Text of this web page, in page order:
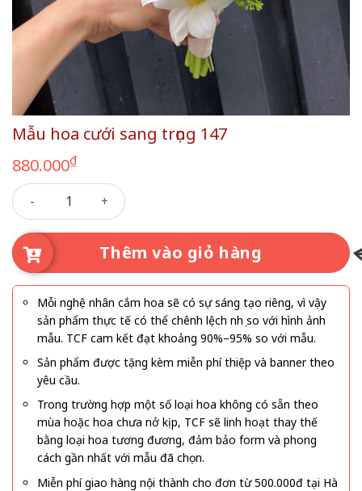
Mẫu hoa cưới sang trọng 147
880.000₫
Mẫu hoa cưới sang trọng 147 số lượng
Thêm vào giỏ hàng
Mỗi nghệ nhân cắm hoa sẽ có sự sáng tạo riêng, vì vậy
sản phẩm thực tế có thể chênh lệch nhẹ so với hình ảnh
mẫu. TCF cam kết đạt khoảng 90%–95% so với mẫu.
Sản phẩm được tặng kèm miễn phí thiệp và banner theo
yêu cầu.
Trong trường hợp một số loại hoa không có sẵn theo
mùa hoặc hoa chưa nở kịp, TCF sẽ linh hoạt thay thế
bằng loại hoa tương đương, đảm bảo form và phong
cách gần nhất với mẫu đã chọn.
Miễn phí giao hàng nội thành cho đơn từ 500.000đ tại Hà